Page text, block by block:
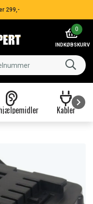
299,-
0
INDKØBSKURV
Kabler